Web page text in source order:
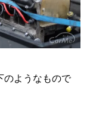
のようなもので